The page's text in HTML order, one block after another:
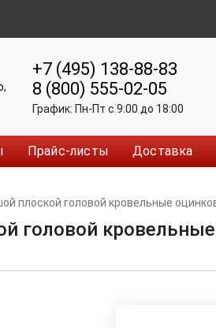
,
+7 (495) 138-88-83
8 (800) 555-02-05
График: Пн-Пт c 9:00 до 18:00
Прайс-листы Доставка
плоской головой кровельные
головой кровельные